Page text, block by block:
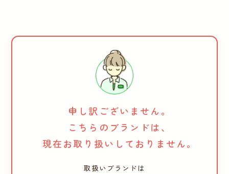
申し訳ございません。
こちらのブランドは、
現在お取り扱いしておりません。
取扱いブランドは